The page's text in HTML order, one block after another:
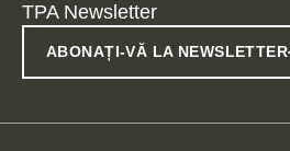
TPA Newsletter
ABONAȚI-VĂ LA NEWSLETTER